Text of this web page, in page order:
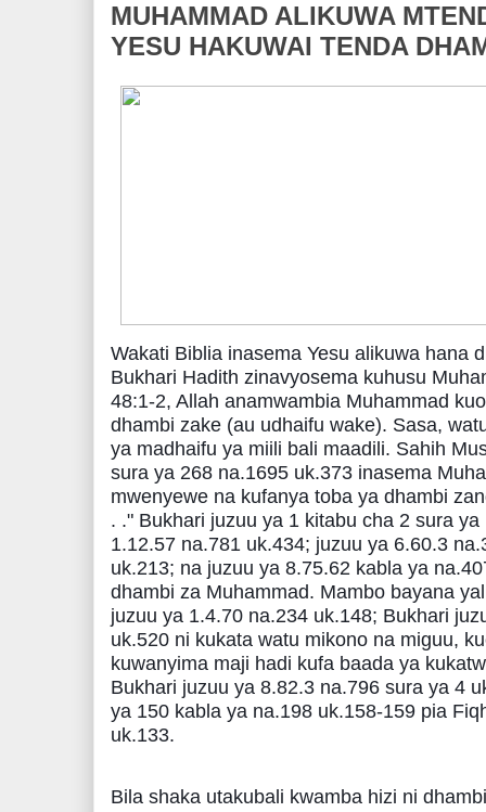
MUHAMMAD ALIKUWA
YESU HAKUWAI TENDA
Wakati Biblia inasema Yesu alikuwa hana
Bukhari Hadith zinavyosema kuhusu
48:1-2, Allah anamwambia Muhammad
dhambi zake (au udhaifu wake). Sasa,
ya madhaifu ya miili bali maadili. Sahih
sura ya 268 na.1695 uk.373 inasema
mwenyewe na kufanya toba ya dhambi
. ." Bukhari juzuu ya 1 kitabu cha 2 sura
1.12.57 na.781 uk.434; juzuu ya 6.60.3
uk.213; na juzuu ya 8.75.62 kabla ya
dhambi za Muhammad. Mambo bayana
juzuu ya 1.4.70 na.234 uk.148; Bukhari
uk.520 ni kukata watu mikono na miguu,
kuwanyima maji hadi kufa baada ya
Bukhari juzuu ya 8.82.3 na.796 sura ya 4
ya 150 kabla ya na.198 uk.158-159 pia
uk.133.
Bila shaka utakubali kwamba hizi ni